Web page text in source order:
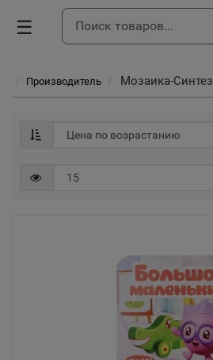
☰
Производитель Мозаика-Синтез